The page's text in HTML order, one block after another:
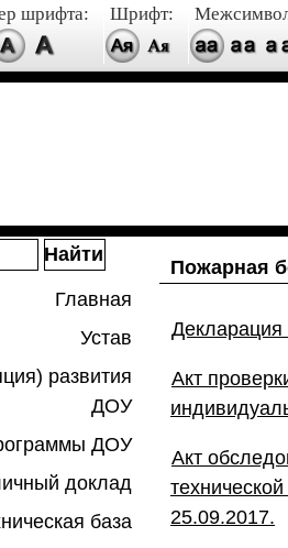
шрифта: Шрифт:
Главная
Устав
развития
ДОУ
ДОУ
доклад
база
Пожарная
Декларация
Акт
Акт
25.09.2017.